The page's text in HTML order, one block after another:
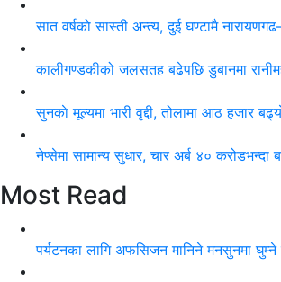
सात वर्षको सास्ती अन्त्य, दुई घण्टामै
कालीगण्डकीको जलसतह बढेपछि डुबानमा
सुनकाे मूल्यमा भारी वृद्दी, तोलामा आठ हजार
नेप्सेमा सामान्य सुधार, चार अर्ब ४० करोडभन्दा
Most Read
पर्यटनका लागि अफसिजन मानिने मनसुनमा घुम्ने